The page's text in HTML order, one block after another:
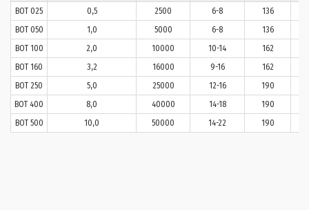
ВОТ 025
0,5 2500 6-8 136
ВОТ 050
1,0 5000 6-8 136
ВОТ 100
2,0 10000 10-14 162
ВОТ 160
3,2 16000 9-16 162
ВОТ 250
5,0 25000 12-16 190
ВОТ 400
8,0 40000 14-18 190
ВОТ 500
10,0 50000 14-22 190